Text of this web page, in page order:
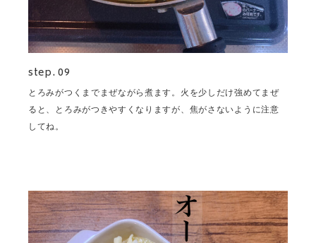
step. 09
とろみがつくまでまぜながら煮ます。火を少しだけ強めてまぜ
ると、とろみがつきやすくなりますが、焦がさないように注意
してね。